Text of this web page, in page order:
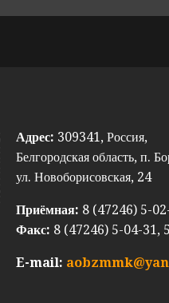
Адрес: 309341, Россия,
Белгородская область, п.
ул. Новоборисовская, 24
Приёмная: 8 (47246) 5-
Факс: 8 (47246) 5-04-31,
E-mail: